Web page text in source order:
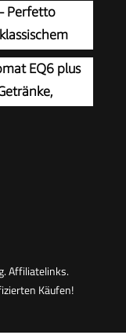
Perfetto
und
mit
EQ6 plus
Affiliatelinks.
Käufen!